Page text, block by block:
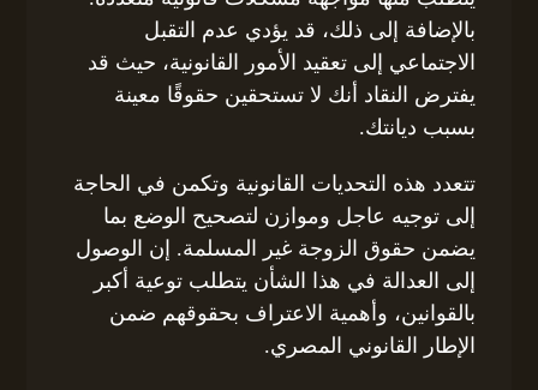
بالإضافة إلى ذلك، قد يؤدي عدم التقبل
الاجتماعي إلى تعقيد الأمور القانونية، حيث قد
يفترض النقاد أنك لا تستحقين حقوقًا معينة
بسبب ديانتك.
تتعدد هذه التحديات القانونية وتكمن في الحاجة
إلى توجيه عاجل وموازن لتصحيح الوضع بما
يضمن حقوق الزوجة غير المسلمة. إن الوصول
إلى العدالة في هذا الشأن يتطلب توعية أكبر
بالقوانين، وأهمية الاعتراف بحقوقهم ضمن
الإطار القانوني المصري.